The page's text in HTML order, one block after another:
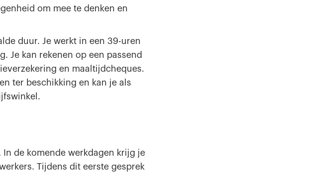
om mee te denken en
duur. Je werkt in een 39-uren
Je kan rekenen op een passend
en maaltijdcheques.
ter beschikking en kan je als
de komende werkdagen krijg je
Tijdens dit eerste gesprek